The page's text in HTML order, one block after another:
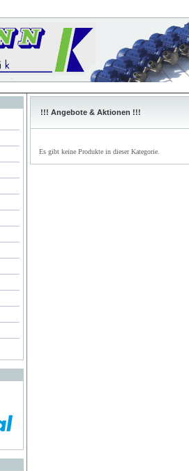
!!! Angebote & Aktionen !!!
Es gibt keine Produkte in dieser Kategorie.